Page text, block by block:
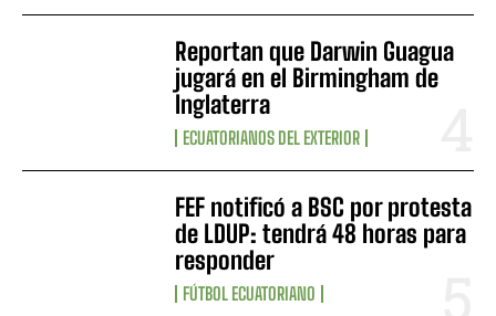
Reportan que Darwin Guagua
jugará en el Birmingham de
Inglaterra
ECUATORIANOS DEL EXTERIOR
FEF notificó a BSC por protesta
de LDUP: tendrá 48 horas para
responder
FÚTBOL ECUATORIANO